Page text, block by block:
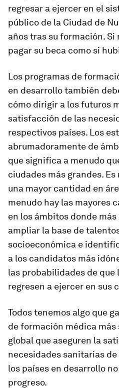
regresar a ejercer en el
público de la Ciudad de
años tras su formación. Si
pagar su beca como si
Los programas de
en desarrollo también
cómo dirigir a los futuros
satisfacción de las
respectivos países. Los
abrumadoramente de
que significa a menudo
ciudades más grandes.
una mayor cantidad en
menudo hay las mayores
en los ámbitos donde más
ampliar la base de
socioeconómica e
a los candidatos más
las probabilidades de que
regresen a ejercer en sus
Todos tenemos algo que
de formación médica
global que aseguren la
necesidades sanitarias de
los países en desarrollo
progreso.